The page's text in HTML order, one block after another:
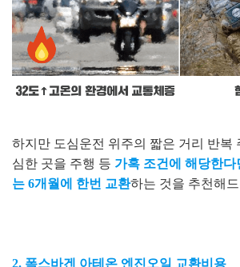
하지만 도심운전 위주의 짧은 거리 반복
심한 곳을 주행 등 가혹 조건에 해당한다
는 6개월에 한번 교환하는 것을 추천해
2. 폭스바겐 아테온 엔진오일 교환비용